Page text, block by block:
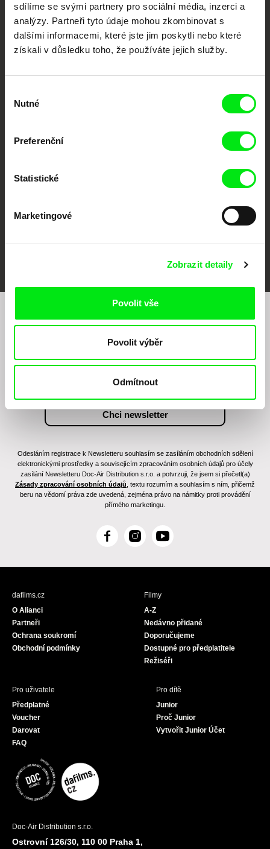
sdílíme se svými partnery pro sociální média, inzerci a
analýzy. Partneři tyto údaje mohou zkombinovat s
dalšími informacemi, které jste jim poskytli nebo které
získali v důsledku toho, že používáte jejich služby.
souhlasu
Nutné
Preferenční
Statistické
Marketingové
Zobrazit detaily
Povolit vše
Povolit výběr
Odmítnout
Členové Doc Alliance
DOK Leipzig
Chcete být pravidelně informováni o našem
filmovém programu?
Odesláním registrace k Newsletteru souhlasím se zasíláním obchodních sdělení
elektronickými prostředky a souvisejícím zpracováním osobních údajů pro účely
zasílání Newsletteru Doc-Air Distribution s.r.o. a potvrzuji, že jsem si přečetl(a)
Zásady zpracování osobních údajů , textu rozumím a souhlasím s ním, přičemž
beru na vědomí práva zde uvedená, zejména právo na námitky proti provádění
přímého marketingu.
F
c
I
s
Y
u
dafilms.cz
O Alianci
Partneři
Ochrana soukromí
Obchodní podmínky
Filmy
A-Z
Nedávno přidané
Doporučujeme
Dostupné pro předplatitele
Režiséři
Pro uživatele
Předplatné
Voucher
Darovat
FAQ
Pro dítě
Junior
Proč Junior
Vytvořit Junior Účet
Doc-Air Distribution s.r.o.
Ostrovní 126/30, 110 00 Praha 1,